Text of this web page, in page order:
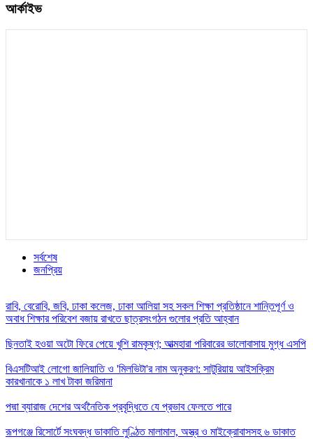
আর্কাইভ
সর্বশেষ
জনপ্রিয়
রাবি, বেরোবি, জবি, ঢাকা কলেজ, ঢাকা আলিয়া সহ সকল শিক্ষা প্রতিষ্ঠানে শান্তিপূর্ণ ও
অবাধ শিক্ষার পরিবেশ বজায় রাখতে ছাত্রসংগঠন গুলোর প্রতি আহ্বান
ছিনতাই হওয়া অটো ফিরে পেয়ে খুশি রামকৃষ্ণ; আত্মহারা পরিবারের ভালোবাসায় মুগ্ধ এসপি
বিএসটিআই লোগো জালিয়াতি ও 'মিলভিটা'র নাম অনুকরণ: সাটুরিয়ায় আইসক্রিম
কারখানাকে ১ লাখ টাকা জরিমানা
পদ্মা ব্যারাজ দেশের অর্থনৈতিক প্রবৃদ্ধিতে যে প্রভাব ফেলতে পারে
রূপগঞ্জে রিসোর্টে সংঘবদ্ধ ডাকাতি লুণ্ঠিত মালামাল, অস্ত্র ও মাইক্রোবাসসহ ৬ ডাকাত